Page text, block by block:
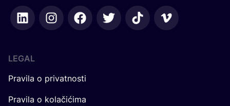
LEGAL
Pravila o privatnosti
Pravila o kolačićima